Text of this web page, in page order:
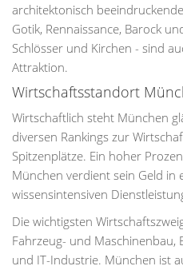
architektonisch
Gotik, Rennaissance, Barock
Schlösser und Kirchen - sind
Attraktion.
Wirtschaftsstandort
Wirtschaftlich steht München
diversen Rankings zur
Spitzenplätze. Ein hoher
München verdient sein Geld in
wissensintensiven
Die wichtigsten
Fahrzeug- und Maschinenbau,
und IT-Industrie. München ist